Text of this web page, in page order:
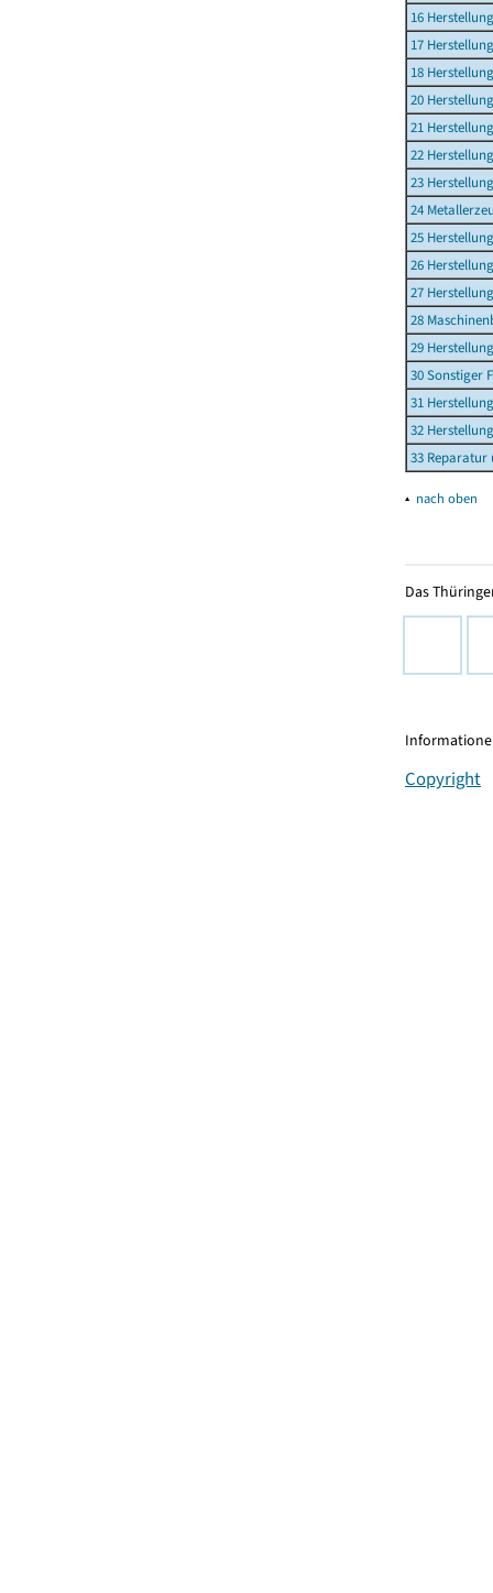
16
17
18
20
21
22
23
24
25
26
27
28
29
30 Sonstiger
31
32
33 Reparatur
▴ nach oben
Das
Copyright